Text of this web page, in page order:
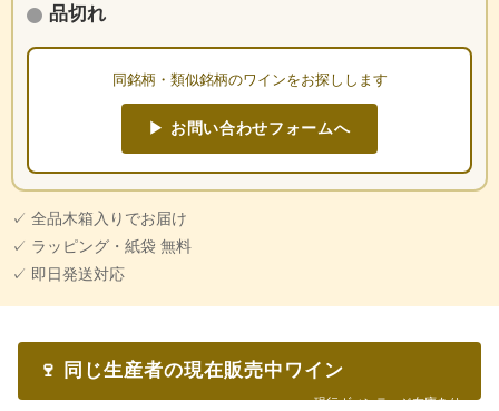
品切れ
同銘柄・類似銘柄のワインをお探しします
▶ お問い合わせフォームへ
✓ 全品木箱入りでお届け
✓ ラッピング・紙袋 無料
✓ 即日発送対応
🍷 同じ生産者の現在販売中ワイン
現行ヴィンテージ在庫あり